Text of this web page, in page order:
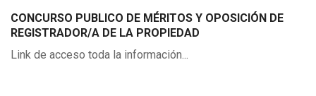
CONCURSO PUBLICO DE MÉRITOS Y OPOSICIÓN DE
REGISTRADOR/A DE LA PROPIEDAD
Link de acceso toda la información...